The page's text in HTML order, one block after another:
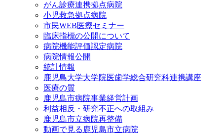
がん診療連携拠点病院
小児救急拠点病院
市民WEB医療セミナー
臨床指標の公開について
病院機能評価認定病院
病院情報公開
統計情報
鹿児島大学大学院医歯学総合研究科連携講座
医療の質
鹿児島市病院事業経営計画
利益相反・研究不正への取組み
鹿児島市立病院再整備
動画で見る鹿児島市立病院